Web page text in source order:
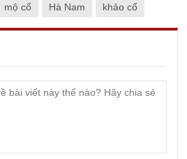
mộ cổ Hà Nam khảo cổ